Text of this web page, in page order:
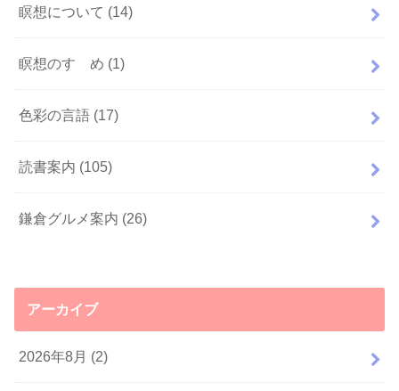
瞑想について (14)
瞑想のすゝめ (1)
色彩の言語 (17)
読書案内 (105)
鎌倉グルメ案内 (26)
アーカイブ
2026年8月 (2)